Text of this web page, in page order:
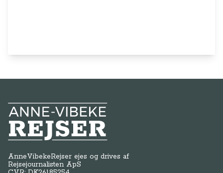
Anne-Vibeke Rejser
AnneVibekeRejser ejes og drives af
Rejsejournalisten ApS